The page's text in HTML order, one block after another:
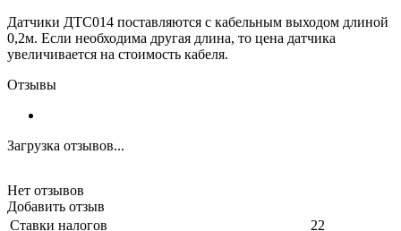
Датчики ДТС014 поставляются с кабельным выходом длиной
0,2м. Если необходима другая длина, то цена датчика
увеличивается на стоимость кабеля.
Отзывы
Загрузка отзывов...
Нет отзывов
Добавить отзыв
Ставки налогов
22